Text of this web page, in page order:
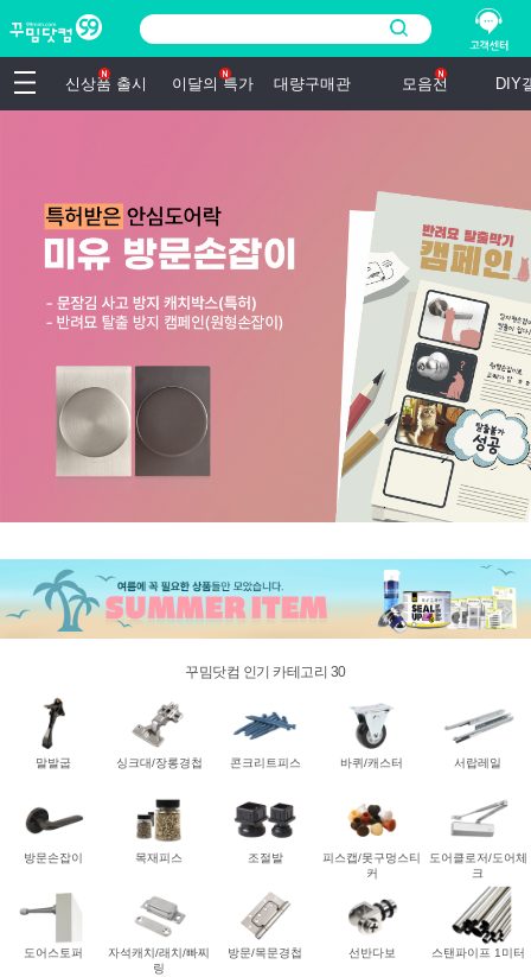
신상품 출시 이달의 특가 대량구매관 모음전 DIY
꾸밈닷컴 인기 카테고리 30
말발굽 싱크대/장롱경첩 콘크리트피스 바퀴/캐스터 서랍레일
방문손잡이 목재피스 조절발
피스캡/못구멍스티
커
도어클로저/도어체
크
도어스토퍼
자석캐치/래치/빠찌
링
방문/목문경첩 선반다보 스탠파이프 1미터